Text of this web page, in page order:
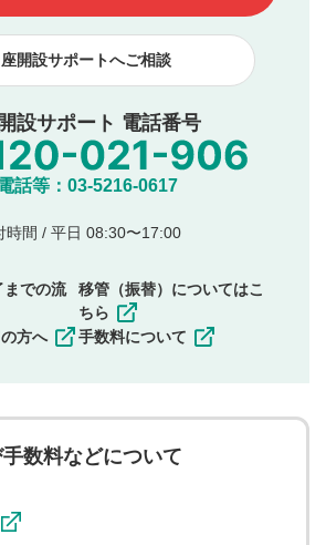
すると判断された投稿内容は、掲載を
ございます。
テンツとは無関係の内容の投稿
謗中傷や差別的表現投稿
反する内容の投稿
、電話番号など個人を特定できる情報の
への誘導や営利目的、広告・宣伝を目
（商標、著作権、その他の知的財産
が不適切と判断した投稿
およびコメントの変更・削除はできま
のとします。また、利用者は、コメント
格権を行使しないことに同意します。利
メントは、当社サービスの広告・宣伝、
。
開設サポートへご相談
設サポート 電話番号
電話等：03-5216-0617
時間 / 平日 08:30〜17:00
までの流
方へ
移管（振替）についてはこ
ちら
手数料について
数料などについて